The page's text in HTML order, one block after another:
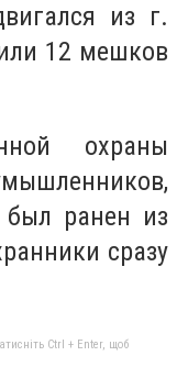
из г.
12 мешков
охраны
был ранен из
сразу
Ctrl + Enter, щоб